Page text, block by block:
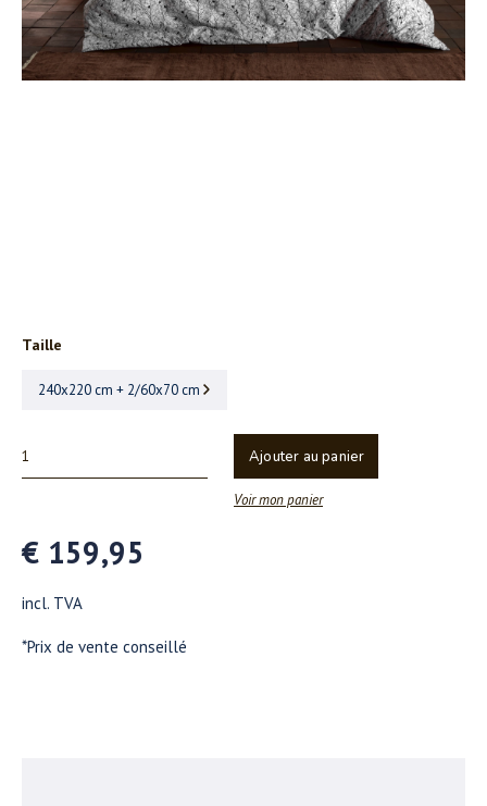
Taille
240x220 cm + 2/60x70 cm
Ajouter au panier
Voir mon panier
€ 159,95
incl. TVA
*Prix de vente conseillé